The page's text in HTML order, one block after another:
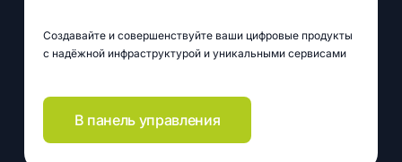
Создавайте и совершенствуйте ваши цифровые продукты
с надёжной инфраструктурой и уникальными сервисами
В панель управления